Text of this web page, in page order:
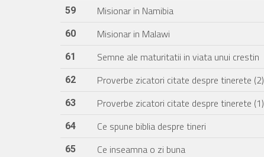
59 Misionar in Namibia
60 Misionar in Malawi
61 Semne ale maturitatii in viata unui crestin
62 Proverbe zicatori citate despre tinerete (2)
63 Proverbe zicatori citate despre tinerete (1)
64 Ce spune biblia despre tineri
65 Ce inseamna o zi buna